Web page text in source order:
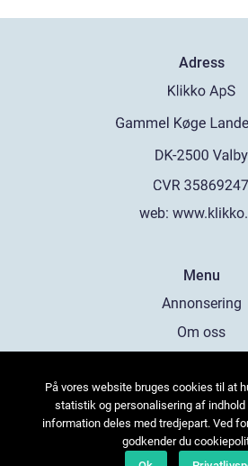
Adress
web:
Menu
Annonsering
Om oss
Kontakta oss
Sitemap
På vores website bruges cookies til at
statistik og personalisering af indhold
information deles med tredjepart. Ved
godkender du